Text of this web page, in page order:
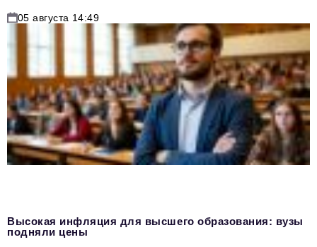
05 августа 14:49
Высокая инфляция для высшего образования: вузы
подняли цены